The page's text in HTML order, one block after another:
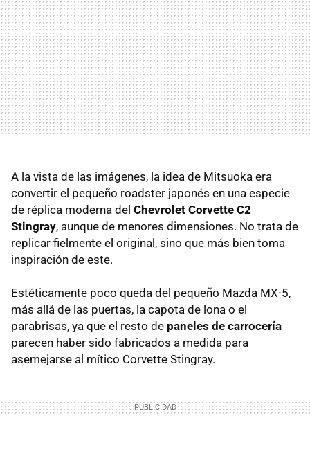
A la vista de las imágenes, la idea de Mitsuoka era
convertir el pequeño roadster japonés en una especie
de réplica moderna del Chevrolet Corvette C2
Stingray, aunque de menores dimensiones. No trata de
replicar fielmente el original, sino que más bien toma
inspiración de este.
Estéticamente poco queda del pequeño Mazda MX-5,
más allá de las puertas, la capota de lona o el
parabrisas, ya que el resto de paneles de carrocería
parecen haber sido fabricados a medida para
asemejarse al mítico Corvette Stingray.